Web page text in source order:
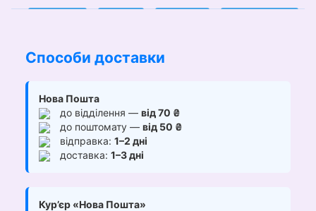
Способи доставки
Нова Пошта
до відділення — від 70 ₴
до поштомату — від 50 ₴
відправка: 1–2 дні
доставка: 1–3 дні
Кур’єр «Нова Пошта»